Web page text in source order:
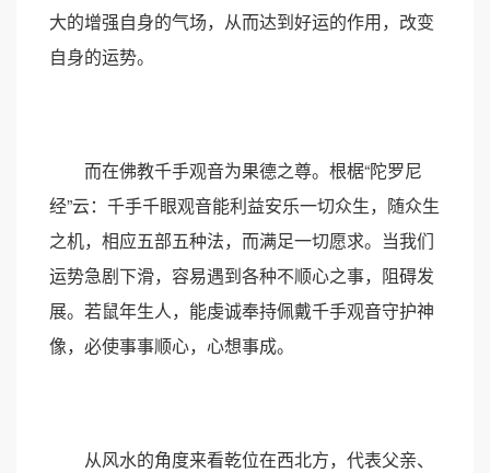
大的增强自身的气场，从而达到好运的作用，改变
自身的运势。
而在佛教千手观音为果德之尊。根椐“陀罗尼
经”云：千手千眼观音能利益安乐一切众生，随众生
之机，相应五部五种法，而满足一切愿求。当我们
运势急剧下滑，容易遇到各种不顺心之事，阻碍发
展。若鼠年生人，能虔诚奉持佩戴千手观音守护神
像，必使事事顺心，心想事成。
从风水的角度来看乾位在西北方，代表父亲、